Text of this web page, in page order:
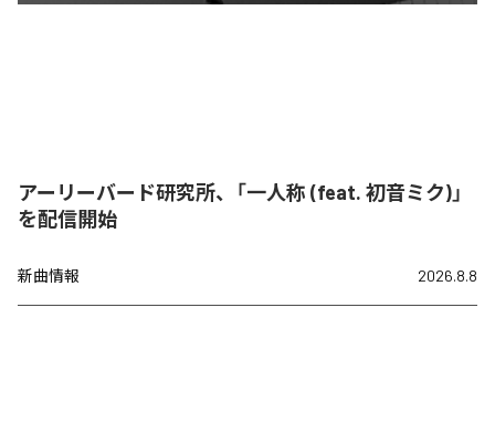
アーリーバード研究所、「一人称 (feat. 初音ミク)」
を配信開始
新曲情報 2026.8.8